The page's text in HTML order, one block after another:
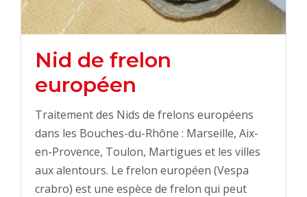
Nid de frelon
européen
Traitement des Nids de frelons européens
dans les Bouches-du-Rhône : Marseille, Aix-
en-Provence, Toulon, Martigues et les villes
aux alentours. Le frelon européen (Vespa
crabro) est une espèce de frelon qui peut